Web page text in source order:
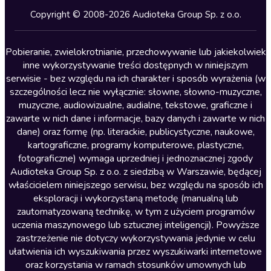
Kryminały
Lektury szkolne
Literatura anglojęzyczna
Literatura faktu
Literatura obyczajowa
Literatura piękna obca
Literatura piękna polska
Nagrania relaksacyjne
Nauka języków
Nauki humanistyczne
Podcasty i audycje
Polityka
Prasa
Copyright © 2008-2026 Audioteka Group Sp. z o.o.
Pobieranie, zwielokrotnianie, przechowywanie lub jakiekolwiek
inne wykorzystywanie treści dostępnych w niniejszym
serwisie - bez względu na ich charakter i sposób wyrażenia (w
szczególności lecz nie wyłącznie: słowne, słowno-muzyczne,
muzyczne, audiowizualne, audialne, tekstowe, graficzne i
zawarte w nich dane i informacje, bazy danych i zawarte w nich
dane) oraz formę (np. literackie, publicystyczne, naukowe,
kartograficzne, programy komputerowe, plastyczne,
fotograficzne) wymaga uprzedniej i jednoznacznej zgody
Audioteka Group Sp. z o.o. z siedzibą w Warszawie, będącej
właścicielem niniejszego serwisu, bez względu na sposób ich
eksploracji i wykorzystaną metodę (manualną lub
zautomatyzowaną technikę, w tym z użyciem programów
uczenia maszynowego lub sztucznej inteligencji). Powyższe
zastrzeżenie nie dotyczy wykorzystywania jedynie w celu
ułatwienia ich wyszukiwania przez wyszukiwarki internetowe
oraz korzystania w ramach stosunków umownych lub